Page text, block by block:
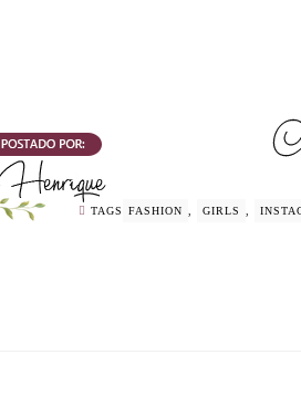
TAGS FASHION , GIRLS ,